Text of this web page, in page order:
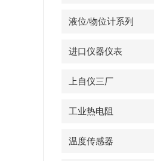
液位/物位计系列
进口仪器仪表
上自仪三厂
工业热电阻
温度传感器